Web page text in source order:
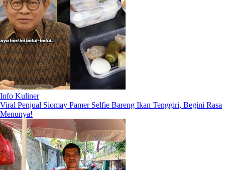
Info Kuliner
Viral Penjual Siomay Pamer Selfie Bareng Ikan Tenggiri, Begini Rasa
Menunya!